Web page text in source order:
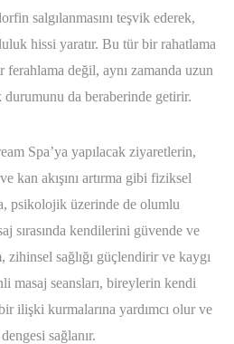
salgılanmasını teşvik ederek,
hissi yaratır. Bu tür bir rahatlama
ferahlama değil, aynı zamanda uzun
da beraberinde getirir.
Spa’ya yapılacak ziyaretlerin,
kan akışını artırma gibi fiziksel
psikolojik üzerinde de olumlu
sırasında kendilerini güvende ve
zihinsel sağlığı güçlendirir ve kaygı
masaj seansları, bireylerin kendi
ilişki kurmalarına yardımcı olur ve
sağlanır.